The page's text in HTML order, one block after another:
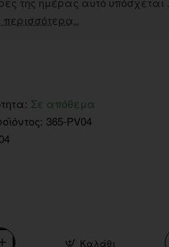
Σε απόθεμα
365-PV04
Καλάθι